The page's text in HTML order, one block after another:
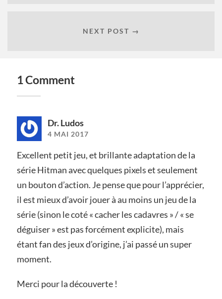
NEXT POST →
1 Comment
Dr. Ludos
4 MAI 2017
Excellent petit jeu, et brillante adaptation de la
série Hitman avec quelques pixels et seulement
un bouton d’action. Je pense que pour l’apprécier,
il est mieux d’avoir jouer à au moins un jeu de la
série (sinon le coté « cacher les cadavres » / « se
déguiser » est pas forcément explicite), mais
étant fan des jeux d’origine, j’ai passé un super
moment.
Merci pour la découverte !